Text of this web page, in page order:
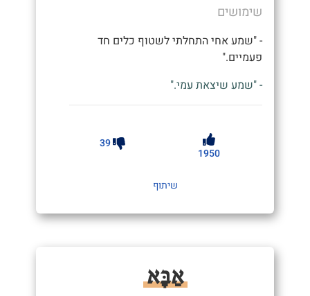
שימושים
- "שמע אחי התחלתי לשטוף כלים חד
פעמיים."
- "שמע שיצאת עמי."
1950
39
שיתוף
אַבָּא